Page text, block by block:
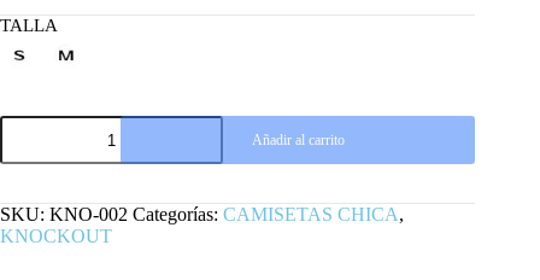
TALLA
CAMISETA
CHICA
cantidad
Añadir al carrito
SKU: KNO-002 Categorías: CAMISETAS CHICA,
KNOCKOUT